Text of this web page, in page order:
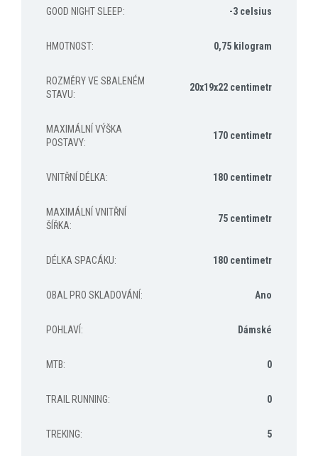
GOOD NIGHT SLEEP: -3 celsius
HMOTNOST: 0,75 kilogram
ROZMĚRY VE SBALENÉM
STAVU:
20x19x22 centimetr
MAXIMÁLNÍ VÝŠKA
POSTAVY:
170 centimetr
VNITŘNÍ DÉLKA: 180 centimetr
MAXIMÁLNÍ VNITŘNÍ
ŠÍŘKA:
75 centimetr
DÉLKA SPACÁKU: 180 centimetr
OBAL PRO SKLADOVÁNÍ : Ano
POHLAVÍ : Dámské
MTB: 0
TRAIL RUNNING: 0
TREKING: 5